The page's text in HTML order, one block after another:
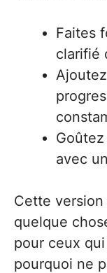
Faites
clarifié
avec
Cette
quelque
pour ceux
pourquoi ne